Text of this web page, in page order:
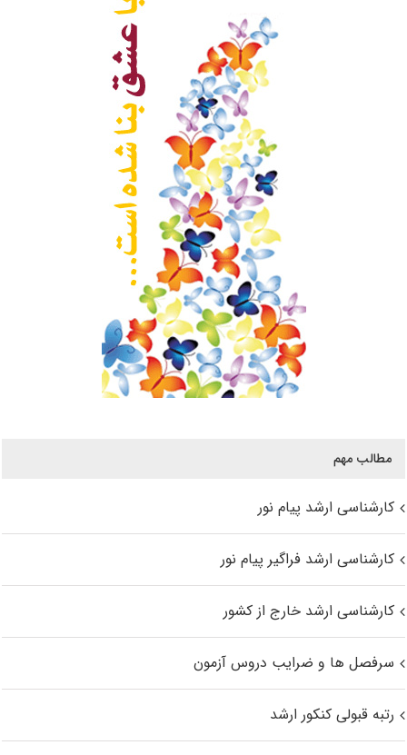
مطالب مهم
کارشناسی ارشد پیام نور
کارشناسی ارشد فراگیر پیام نور
کارشناسی ارشد خارج از کشور
سرفصل ها و ضرایب دروس آزمون
رتبه قبولی کنکور ارشد